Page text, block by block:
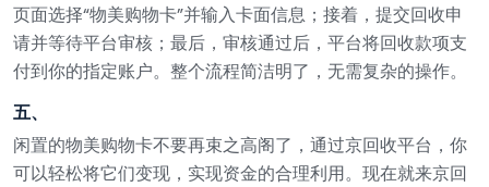
页面选择“物美购物卡”并输入卡面信息；接着，提交回收申
请并等待平台审核；最后，审核通过后，平台将回收款项支
付到你的指定账户。整个流程简洁明了，无需复杂的操作。
五、
闲置的物美购物卡不要再束之高阁了，通过京回收平台，你
可以轻松将它们变现，实现资金的合理利用。现在就来京回